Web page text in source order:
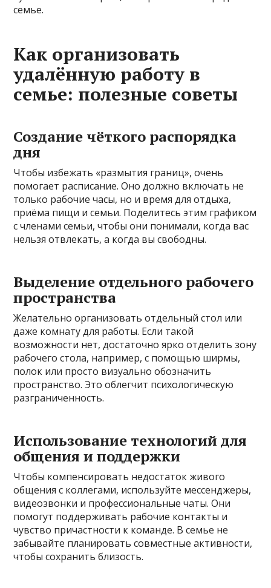
семье.
Как организовать
удалённую работу в
семье: полезные советы
Создание чёткого распорядка
дня
Чтобы избежать «размытия границ», очень
помогает расписание. Оно должно включать не
только рабочие часы, но и время для отдыха,
приёма пищи и семьи. Поделитесь этим графиком
с членами семьи, чтобы они понимали, когда вас
нельзя отвлекать, а когда вы свободны.
Выделение отдельного рабочего
пространства
Желательно организовать отдельный стол или
даже комнату для работы. Если такой
возможности нет, достаточно ярко отделить зону
рабочего стола, например, с помощью ширмы,
полок или просто визуально обозначить
пространство. Это облегчит психологическую
разграниченность.
Использование технологий для
общения и поддержки
Чтобы компенсировать недостаток живого
общения с коллегами, используйте мессенджеры,
видеозвонки и профессиональные чаты. Они
помогут поддерживать рабочие контакты и
чувство причастности к команде. В семье не
забывайте планировать совместные активности,
чтобы сохранить близость.